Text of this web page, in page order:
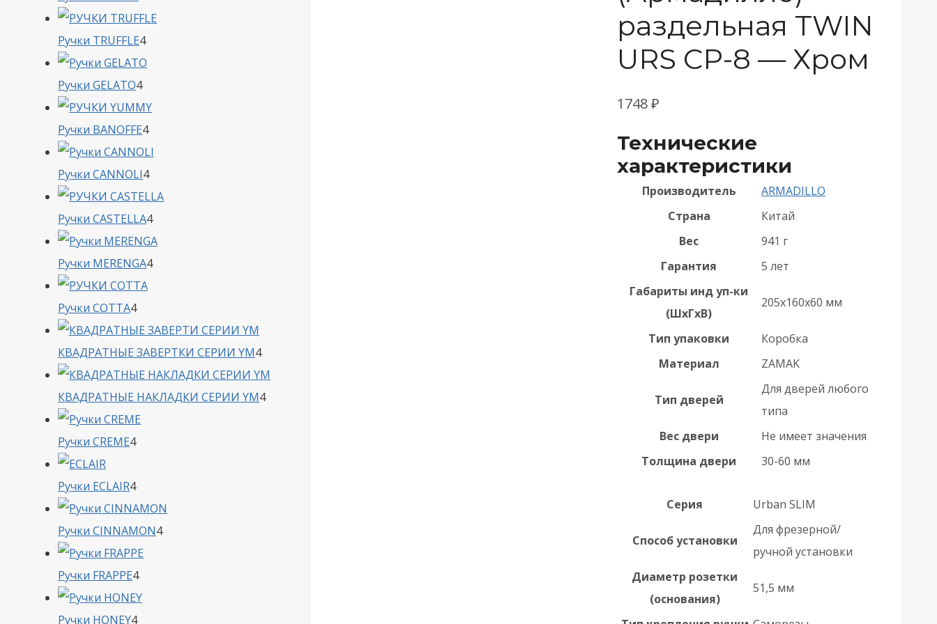
раздельная TWIN
URS CP-8 — Хром
1748₽
Технические
характеристики
Производитель
ARMADILLO
Страна
Китай
Вес
941 г
Гарантия
5 лет
Габариты инд уп-ки
(ШхГхВ)
205x160x60 мм
Тип упаковки
Коробка
Материал
ZAMAK
Тип дверей
Для дверей любого
типа
Вес двери
Не имеет значения
Толщина двери
30-60 мм
Серия Urban SLIM
Способ установки
Для фрезерной/
ручной установки
Диаметр розетки
(основания)
51,5 мм
товара
Ручки TRUFFLE44
товара
Ручки GELATO44
товара
Ручки BANOFFE44
товара
Ручки CANNOLI44
товара
Ручки CASTELLA44
товара
Ручки MERENGA44
Ручки COTTA44
товара
КВАДРАТНЫЕ ЗАВЕРТКИ СЕРИИ YM44
товара
КВАДРАТНЫЕ НАКЛАДКИ СЕРИИ YM44
Ручки CREME44
Ручки ECLAIR44
товара
Ручки CINNAMON44
Ручки FRAPPE44
товара
Ручки HONEY44